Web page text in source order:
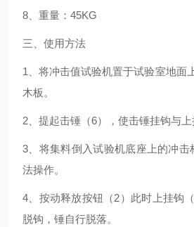
8 、重量： 45KG
三、使用方法
1
、将冲击值试验机置于试验室地面
木板。
2 、提起击锤（6），使击锤挂钩与上
3 、将集料倒入试验机底座上的冲击
法操作。
4 、按动释放按钮（2）此时上挂钩（
脱钩，锤自行脱落。